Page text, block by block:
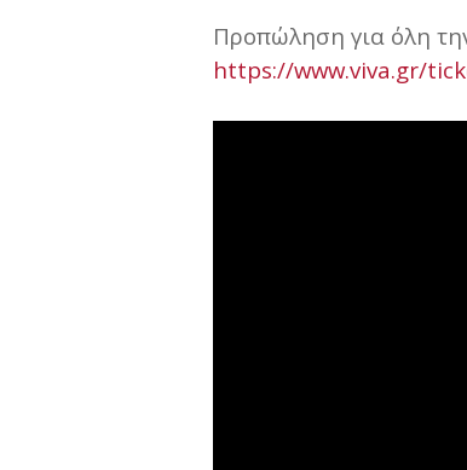
Προπώληση για όλη
https://www.viva.gr/